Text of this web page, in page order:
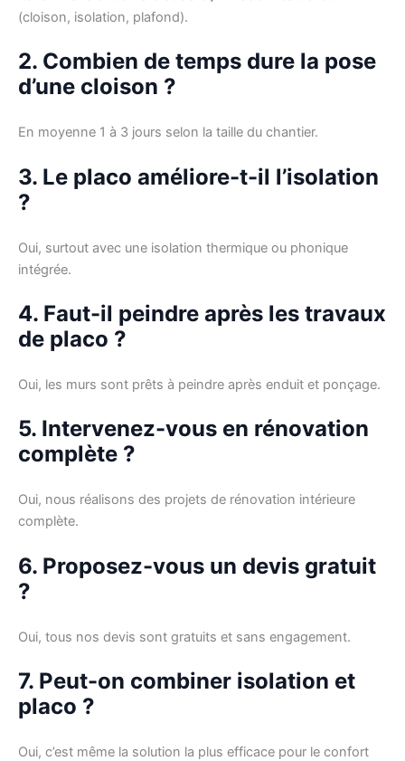
(cloison, isolation, plafond).
2. Combien de temps dure la pose
d’une cloison ?
En moyenne 1 à 3 jours selon la taille du chantier.
3. Le placo améliore-t-il l’isolation
?
Oui, surtout avec une isolation thermique ou phonique
intégrée.
4. Faut-il peindre après les travaux
de placo ?
Oui, les murs sont prêts à peindre après enduit et ponçage.
5. Intervenez-vous en rénovation
complète ?
Oui, nous réalisons des projets de rénovation intérieure
complète.
6. Proposez-vous un devis gratuit
?
Oui, tous nos devis sont gratuits et sans engagement.
7. Peut-on combiner isolation et
placo ?
Oui, c’est même la solution la plus efficace pour le confort